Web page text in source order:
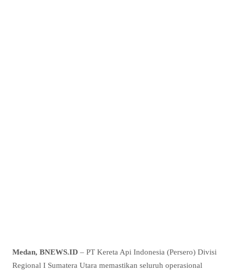
Medan, BNEWS.ID – PT Kereta Api Indonesia (Persero) Divisi
Regional I Sumatera Utara memastikan seluruh operasional